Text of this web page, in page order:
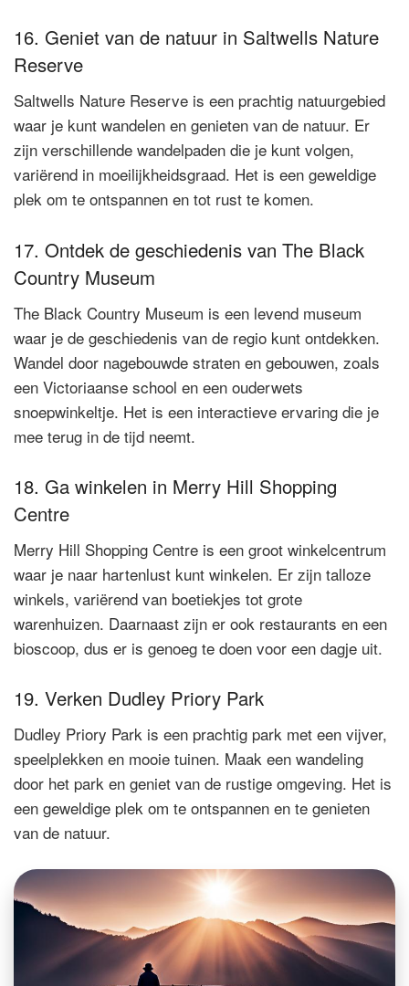
16. Geniet van de natuur in Saltwells Nature
Reserve
Saltwells Nature Reserve is een prachtig natuurgebied
waar je kunt wandelen en genieten van de natuur. Er
zijn verschillende wandelpaden die je kunt volgen,
variërend in moeilijkheidsgraad. Het is een geweldige
plek om te ontspannen en tot rust te komen.
17. Ontdek de geschiedenis van The Black
Country Museum
The Black Country Museum is een levend museum
waar je de geschiedenis van de regio kunt ontdekken.
Wandel door nagebouwde straten en gebouwen, zoals
een Victoriaanse school en een ouderwets
snoepwinkeltje. Het is een interactieve ervaring die je
mee terug in de tijd neemt.
18. Ga winkelen in Merry Hill Shopping
Centre
Merry Hill Shopping Centre is een groot winkelcentrum
waar je naar hartenlust kunt winkelen. Er zijn talloze
winkels, variërend van boetiekjes tot grote
warenhuizen. Daarnaast zijn er ook restaurants en een
bioscoop, dus er is genoeg te doen voor een dagje uit.
19. Verken Dudley Priory Park
Dudley Priory Park is een prachtig park met een vijver,
speelplekken en mooie tuinen. Maak een wandeling
door het park en geniet van de rustige omgeving. Het is
een geweldige plek om te ontspannen en te genieten
van de natuur.